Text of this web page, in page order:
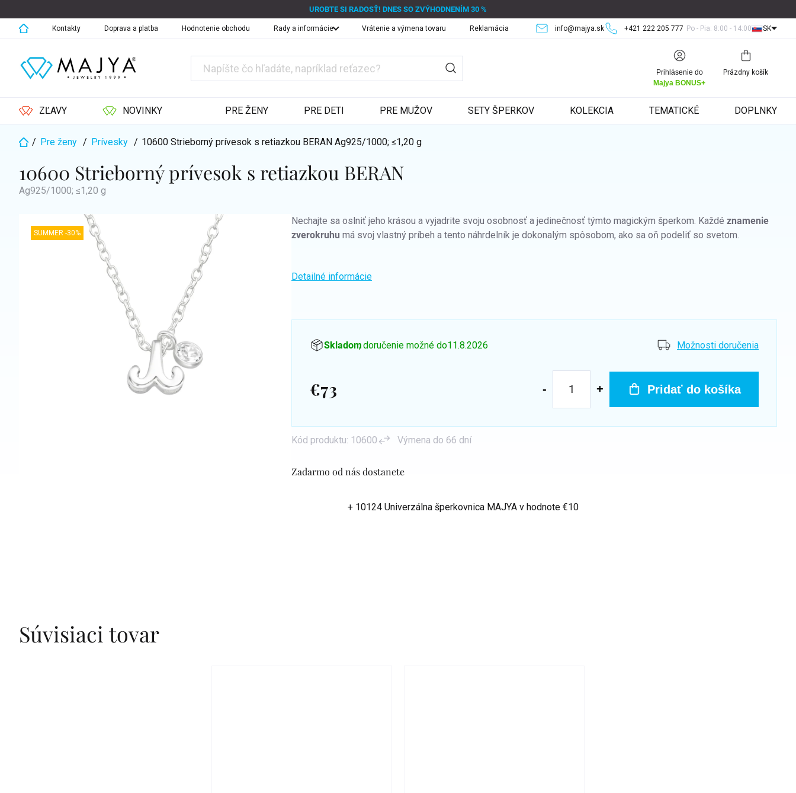
na
obsah
UROBTE SI RADOSŤ! DNES SO ZVÝHODNENÍM 30 %
+421 222 205 777 Po - Pia: 8:00 - 14:00
info@majya.sk
Kontakty Doprava a platba Hodnotenie obchodu Rady a informácie Vrátenie a výmena tovaru Reklamácia SK
Prihlásenie do
Majya BONUS+
Nákupný
košík
Prázdny košík
ZĽAVY NOVINKY PRE ŽENY PRE DETI PRE MUŽOV SETY ŠPERKOV KOLEKCIA TEMATICKÉ DOPLNKY
Domov
/ Pre ženy / Prívesky / 10600 Strieborný prívesok s retiazkou BERANAg925/1000; ≤1,20 g
10600 Strieborný prívesok s retiazkou BERAN
Ag925/1000; ≤1,20 g
SUMMER -30%
Zadarmo od nás dostanete
+ 10124 Univerzálna šperkovnica MAJYA v hodnote €10
Nechajte sa oslniť jeho krásou a vyjadrite svoju osobnosť a jedinečnosť týmto magickým šperkom. Každé znamenie
zverokruhu má svoj vlastný príbeh a tento náhrdelník je dokonalým spôsobom, ako sa oň podeliť so svetom.
Detailné informácie
Skladom, doručenie možné do11.8.2026 Možnosti doručenia
€73 Pridať do košíka
Kód produktu: 10600 Výmena do 66 dní
Súvisiaci tovar